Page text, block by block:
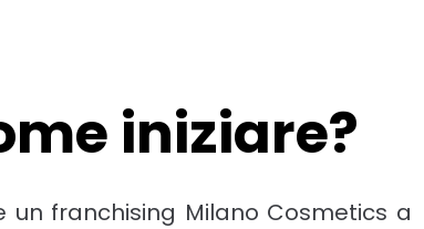
iniziare?
un franchising Milano Cosmetics a